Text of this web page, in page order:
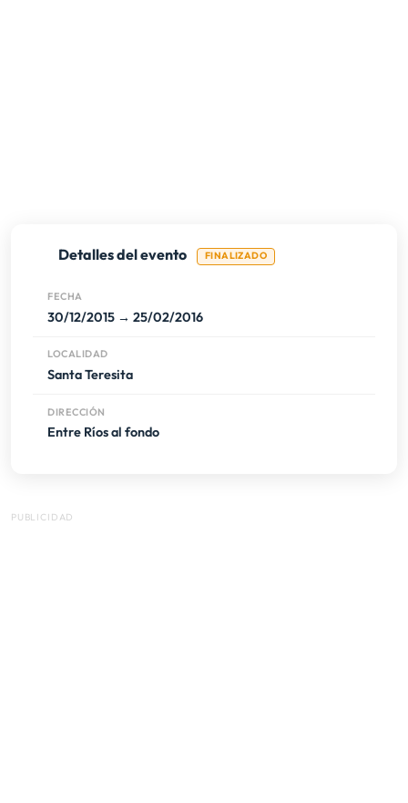
Detalles del evento FINALIZADO
FECHA
30/12/2015 → 25/02/2016
LOCALIDAD
Santa Teresita
DIRECCIÓN
Entre Ríos al fondo
PUBLICIDAD